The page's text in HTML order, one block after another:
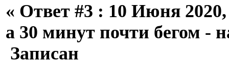
« Ответ #3 : 10 Июня
а 30 минут почти бегом -
Записан